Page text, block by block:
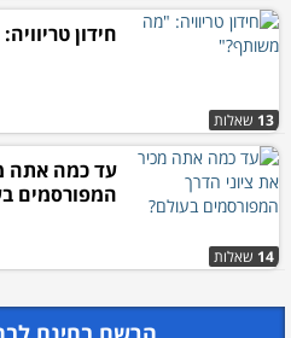
13 שאלות
חידון
14 שאלות
עד כמה אתה
המפורסמים